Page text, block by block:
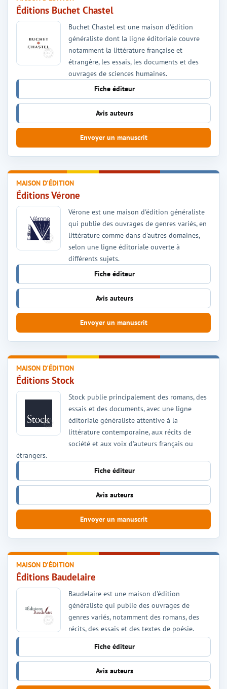
MAISON D'ÉDITION
Éditions Baudelaire
Baudelaire est une maison d'édition
généraliste qui publie des ouvrages de
genres variés, notamment des romans, des
récits, des essais et des textes de poésie.
Fiche éditeur
Avis auteurs
MAISON D'ÉDITION
Éditions Vérone
Vérone est une maison d'édition généraliste
qui publie des ouvrages de genres variés, en
littérature comme dans d'autres domaines,
selon une ligne éditoriale ouverte à
différents sujets.
Fiche éditeur
Avis auteurs
Envoyer un manuscrit
MAISON D'ÉDITION
Éditions Stock
Stock publie principalement des romans, des
essais et des documents, avec une ligne
éditoriale généraliste attentive à la
littérature contemporaine, aux récits de
société et aux voix d'auteurs français ou
étrangers.
Fiche éditeur
Avis auteurs
Envoyer un manuscrit
Éditions Buchet Chastel
Buchet Chastel est une maison d'édition
généraliste dont la ligne éditoriale couvre
notamment la littérature française et
étrangère, les essais, les documents et des
ouvrages de sciences humaines.
Fiche éditeur
Avis auteurs
Envoyer un manuscrit